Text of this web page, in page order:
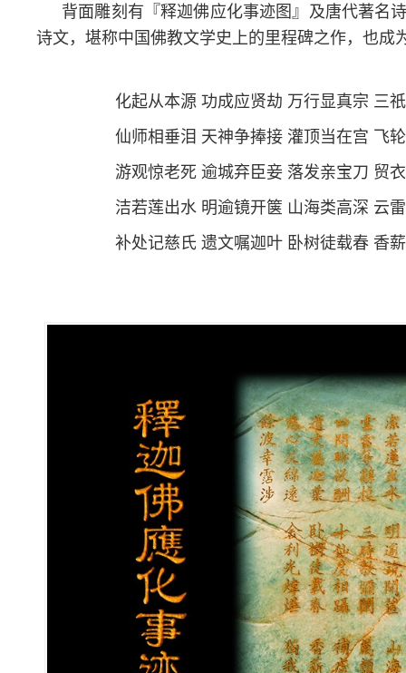
背面雕刻有『释迦佛应化事迹图』及唐代著名
诗文，堪称中国佛教文学史上的里程碑之作，也
化起从本源 功成应贤劫 万行显真宗 三
仙师相垂泪 天神争捧接 灌顶当在宫 飞
游观惊老死 逾城弃臣妾 落发亲宝刀 贸
洁若莲出水 明逾镜开箧 山海类高深 云
补处记慈氏 遗文嘱迦叶 卧树徒载春 香